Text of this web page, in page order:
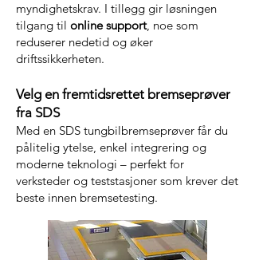
myndighetskrav. I tillegg gir løsningen
tilgang til online support, noe som
reduserer nedetid og øker
driftssikkerheten.
Velg en fremtidsrettet bremseprøver
fra SDS
Med en SDS tungbilbremseprøver får du
pålitelig ytelse, enkel integrering og
moderne teknologi – perfekt for
verksteder og teststasjoner som krever det
beste innen bremsetesting.